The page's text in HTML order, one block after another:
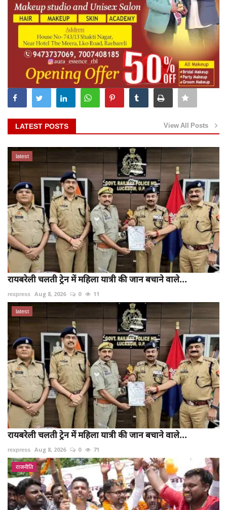
LATEST POSTS View All Posts
latest
रायबरेली चलती ट्रेन में महिला यात्री की जान बचाने वाले...
rexpress Aug 8, 2026 0 11
latest
रायबरेली चलती ट्रेन में महिला यात्री की जान बचाने वाले...
rexpress Aug 8, 2026 0 71
राजनीति